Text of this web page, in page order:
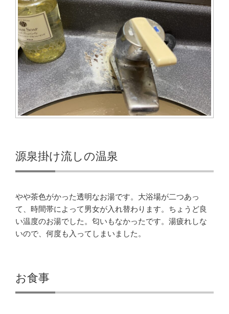
源泉掛け流しの温泉
やや茶色がかった透明なお湯です。大浴場が二つあっ
て、時間帯によって男女が入れ替わります。ちょうど良
い温度のお湯でした。匂いもなかったです。湯疲れしな
いので、何度も入ってしまいました。
お食事